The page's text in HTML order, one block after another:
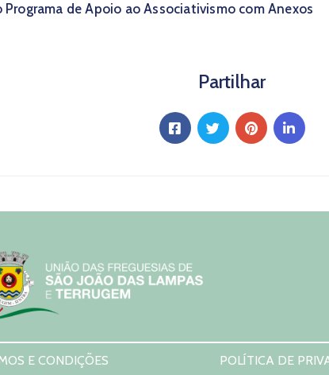
Programa de Apoio ao Associativismo com Anexos
Partilhar
E CONDIÇÕES POLÍTICA DE